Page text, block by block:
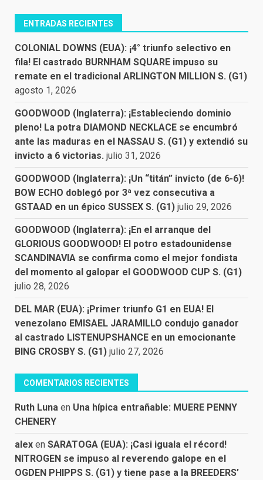
ENTRADAS RECIENTES
COLONIAL DOWNS (EUA): ¡4° triunfo selectivo en
fila! El castrado BURNHAM SQUARE impuso su
remate en el tradicional ARLINGTON MILLION S. (G1)
agosto 1, 2026
GOODWOOD (Inglaterra): ¡Estableciendo dominio
pleno! La potra DIAMOND NECKLACE se encumbró
ante las maduras en el NASSAU S. (G1) y extendió su
invicto a 6 victorias. julio 31, 2026
GOODWOOD (Inglaterra): ¡Un “titán” invicto (de 6-6)!
BOW ECHO doblegó por 3ª vez consecutiva a
GSTAAD en un épico SUSSEX S. (G1) julio 29, 2026
GOODWOOD (Inglaterra): ¡En el arranque del
GLORIOUS GOODWOOD! El potro estadounidense
SCANDINAVIA se confirma como el mejor fondista
del momento al galopar el GOODWOOD CUP S. (G1)
julio 28, 2026
DEL MAR (EUA): ¡Primer triunfo G1 en EUA! El
venezolano EMISAEL JARAMILLO condujo ganador
al castrado LISTENUPSHANCE en un emocionante
BING CROSBY S. (G1) julio 27, 2026
COMENTARIOS RECIENTES
Ruth Luna en Una hípica entrañable: MUERE PENNY
CHENERY
alex en SARATOGA (EUA): ¡Casi iguala el récord!
NITROGEN se impuso al reverendo galope en el
OGDEN PHIPPS S. (G1) y tiene pase a la BREEDERS’